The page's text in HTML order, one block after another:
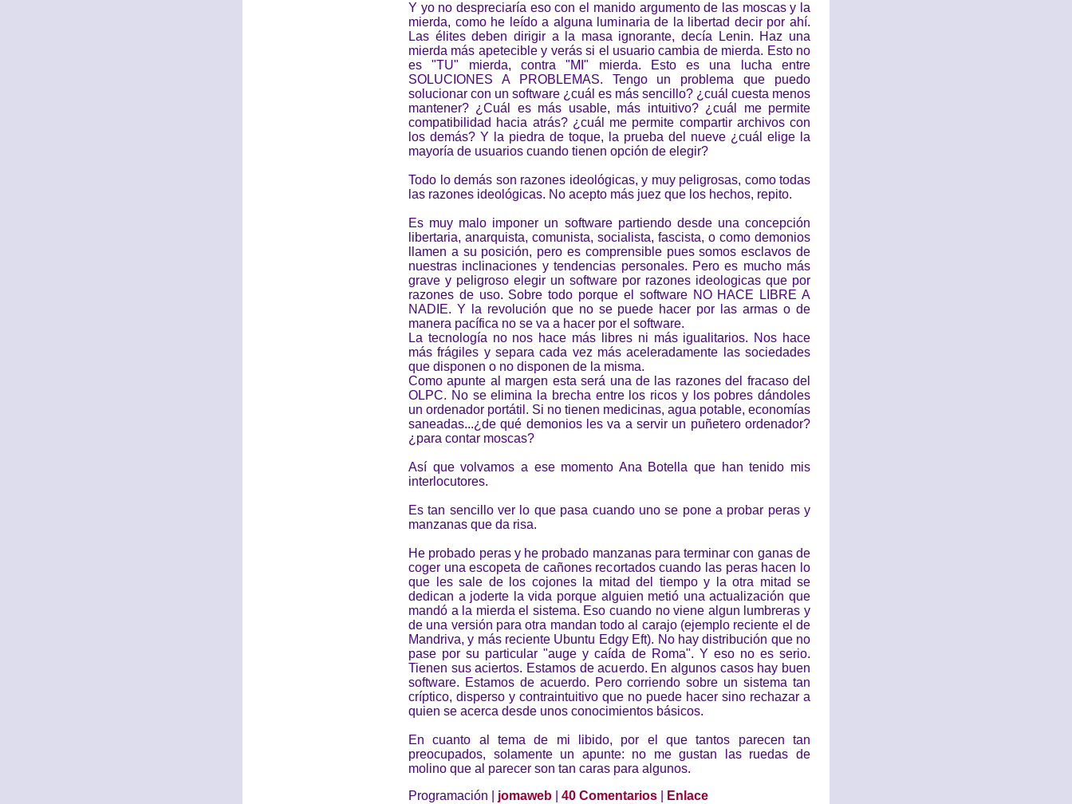
Y yo no despreciaría eso con el manido argumento de las moscas y la
mierda, como he leído a alguna luminaria de la libertad decir por ahí.
Las élites deben dirigir a la masa ignorante, decía Lenin. Haz una
mierda más apetecible y verás si el usuario cambia de mierda. Esto no
es "TU" mierda, contra "MI" mierda. Esto es una lucha entre
SOLUCIONES A PROBLEMAS. Tengo un problema que puedo
solucionar con un software ¿cuál es más sencillo? ¿cuál cuesta menos
mantener? ¿Cuál es más usable, más intuitivo? ¿cuál me permite
compatibilidad hacia atrás? ¿cuál me permite compartir archivos con
los demás? Y la piedra de toque, la prueba del nueve ¿cuál elige la
mayoría de usuarios cuando tienen opción de elegir?
Todo lo demás son razones ideológicas, y muy peligrosas, como todas
las razones ideológicas. No acepto más juez que los hechos, repito.
Es muy malo imponer un software partiendo desde una concepción
libertaria, anarquista, comunista, socialista, fascista, o como demonios
llamen a su posición, pero es comprensible pues somos esclavos de
nuestras inclinaciones y tendencias personales. Pero es mucho más
grave y peligroso elegir un software por razones ideologicas que por
razones de uso. Sobre todo porque el software NO HACE LIBRE A
NADIE. Y la revolución que no se puede hacer por las armas o de
manera pacífica no se va a hacer por el software.
La tecnología no nos hace más libres ni más igualitarios. Nos hace
más frágiles y separa cada vez más aceleradamente las sociedades
que disponen o no disponen de la misma.
Como apunte al margen esta será una de las razones del fracaso del
OLPC. No se elimina la brecha entre los ricos y los pobres dándoles
un ordenador portátil. Si no tienen medicinas, agua potable, economías
saneadas...¿de qué demonios les va a servir un puñetero ordenador?
¿para contar moscas?
Así que volvamos a ese momento Ana Botella que han tenido mis
interlocutores.
Es tan sencillo ver lo que pasa cuando uno se pone a probar peras y
manzanas que da risa.
He probado peras y he probado manzanas para terminar con ganas de
coger una escopeta de cañones recortados cuando las peras hacen lo
que les sale de los cojones la mitad del tiempo y la otra mitad se
dedican a joderte la vida porque alguien metió una actualización que
mandó a la mierda el sistema. Eso cuando no viene algun lumbreras y
de una versión para otra mandan todo al carajo (ejemplo reciente el de
Mandriva, y más reciente Ubuntu Edgy Eft). No hay distribución que no
pase por su particular "auge y caída de Roma". Y eso no es serio.
Tienen sus aciertos. Estamos de acuerdo. En algunos casos hay buen
software. Estamos de acuerdo. Pero corriendo sobre un sistema tan
críptico, disperso y contraintuitivo que no puede hacer sino rechazar a
quien se acerca desde unos conocimientos básicos.
En cuanto al tema de mi libido, por el que tantos parecen tan
preocupados, solamente un apunte: no me gustan las ruedas de
molino que al parecer son tan caras para algunos.
Programación | jomaweb 40 Comentarios
Enlace